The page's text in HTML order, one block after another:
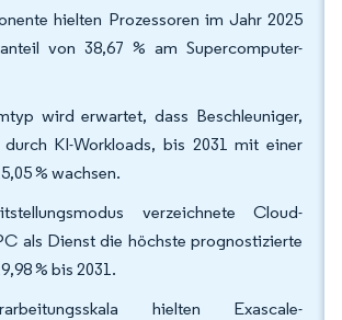
hielten Prozessoren im Jahr 2025
von 38,67 % am Supercomputer-
wird erwartet, dass Beschleuniger,
durch KI-Workloads, bis 2031 mit einer
% wachsen.
verzeichnete Cloud-
als Dienst die höchste prognostizierte
% bis 2031.
hielten Exascale-